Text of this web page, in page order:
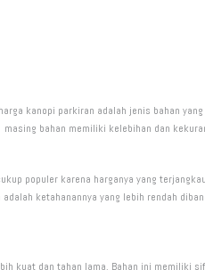
kanopi parkiran adalah jenis bahan
masing bahan memiliki kelebihan dan
populer karena harganya yang
adalah ketahanannya yang lebih rendah
kuat dan tahan lama. Bahan ini memiliki